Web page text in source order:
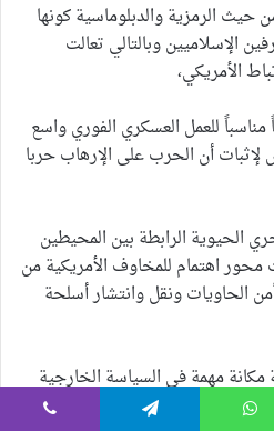
الرمزية والدبلوماسية كونها
الإسلاميين وبالتالي تعالت
الأمريكي،
للعمل العسكري الفوري واسع
لإثبات أن الحرب على الإرهاب حربا
الحيوية الرابطة بين المحيطين
محور اهتمام للمخاوف الأمريكية من
الحاويات ونقل وانتشار أسلحة
مكانة مهمة في السياسة الخارجية
في حربها على الإرهاب، وجاء ذلك